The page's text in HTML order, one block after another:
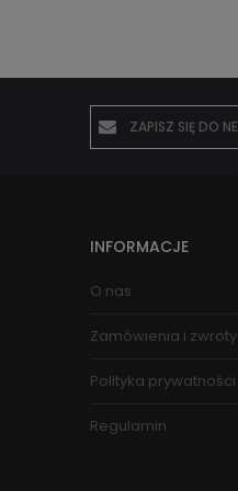
INFORMACJE
O nas
Zamówienia i zwroty
Polityka prywatności
Regulamin